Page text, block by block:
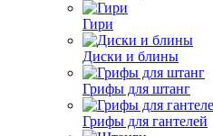
Гири
Диски и блины
Грифы для штанг
Грифы для гантелей